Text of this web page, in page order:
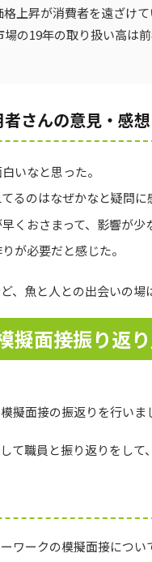
上昇が消費者を遠ざけ
の19年の取り扱い高は
さんの意見・感想
いなと思った。
るのはなぜかなと疑問に
くおさまって、影響が少
が必要だと感じた。
、魚と人との出会いの場
面接振り返り
擬面接の振返りを行いま
て職員と振り返りをして
ワークの模擬面接につい